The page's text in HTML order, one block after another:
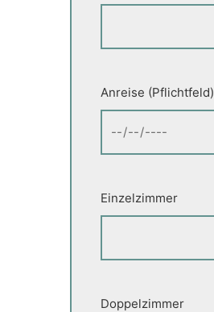
Anreise (Pflichtfeld)
Einzelzimmer
Doppelzimmer